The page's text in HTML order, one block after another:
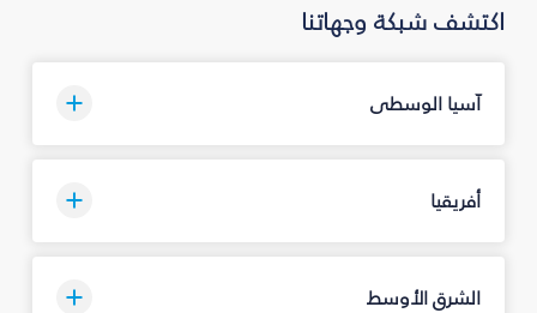
اكتشف شبكة وجهاتنا
آسيا الوسطى
أفريقيا
الشرق الأوسط